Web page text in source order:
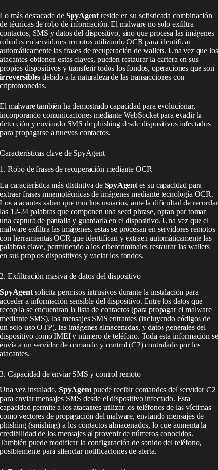
Lo más destacado de SpyAgent reside en su sofisticada combinación
de técnicas de robo de información. El malware no solo exfiltra
contactos, SMS y datos del dispositivo, sino que procesa las imágenes
robadas en servidores remotos utilizando OCR para identificar
automáticamente las frases de recuperación de wallets. Una vez que los
atacantes obtienen estas claves, pueden restaurar la cartera en sus
propios dispositivos y transferir todos los fondos, operaciones que son
irreversibles debido a la naturaleza de las transacciones con
criptomonedas.
El malware también ha demostrado capacidad para evolucionar,
incorporando comunicaciones mediante WebSocket para evadir la
detección y enviando SMS de phishing desde dispositivos infectados
para propagarse a nuevos contactos.
Características clave de SpyAgent
1. Robo de frases de recuperación mediante OCR
La característica más distintiva de SpyAgent es su capacidad para
extraer frases mnemotécnicas de imágenes mediante tecnología OCR.
Los atacantes saben que muchos usuarios, ante la dificultad de recordar
las 12-24 palabras que componen una seed phrase, optan por tomar
una captura de pantalla y guardarla en el dispositivo. Una vez que el
malware exfiltra las imágenes, estas se procesan en servidores remotos
con herramientas OCR que identifican y extraen automáticamente las
palabras clave, permitiendo a los cibercriminales restaurar las wallets
en sus propios dispositivos y vaciar los fondos.
2. Exfiltración masiva de datos del dispositivo
SpyAgent solicita permisos intrusivos durante la instalación para
acceder a información sensible del dispositivo. Entre los datos que
recopila se encuentran la lista de contactos (para propagar el malware
mediante SMS), los mensajes SMS entrantes (incluyendo códigos de
un solo uso OTP), las imágenes almacenadas, y datos generales del
dispositivo como IMEI y número de teléfono. Toda esta información se
envía a un servidor de comando y control (C2) controlado por los
atacantes.
3. Capacidad de enviar SMS y control remoto
Una vez instalado, SpyAgentpuede recibir comandos del servidor C2
para enviar mensajes SMS desde el dispositivo infectado. Esta
capacidad permite a los atacantes utilizar los teléfonos de las víctimas
como vectores de propagación del malware, enviando mensajes de
phishing (smishing) a los contactos almacenados, lo que aumenta la
credibilidad de los mensajes al provenir de números conocidos.
También puede modificar la configuración de sonido del teléfono,
posiblemente para silenciar notificaciones de alerta.